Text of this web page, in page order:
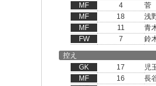
MF
4
菅
MF
18
浅
MF
11
青
FW
7
鈴
控え
GK
17
児
MF
16
長